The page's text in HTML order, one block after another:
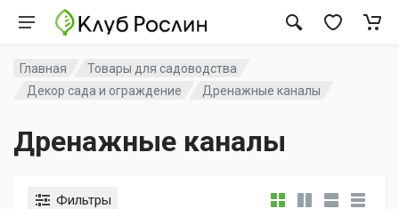
Главная
Товары для садоводства
Декор сада и ограждение
Дренажные каналы
Дренажные каналы
Фильтры